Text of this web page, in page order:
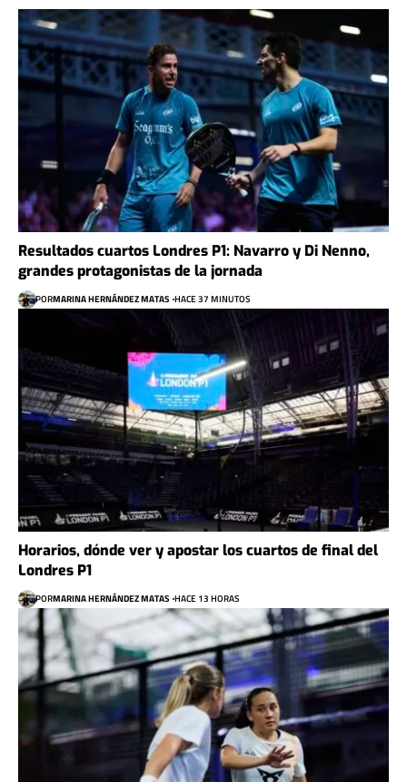
Resultados cuartos Londres P1: Navarro y Di Nenno,
grandes protagonistas de la jornada
PORMARINA HERNÁNDEZ MATAS HACE 37 MINUTOS
Horarios, dónde ver y apostar los cuartos de final del
Londres P1
PORMARINA HERNÁNDEZ MATAS HACE 13 HORAS